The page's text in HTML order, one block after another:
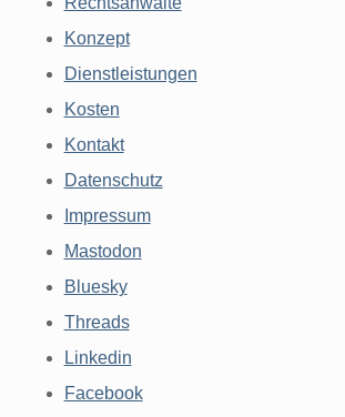
Konzept
Dienstleistungen
Kosten
Kontakt
Datenschutz
Impressum
Mastodon
Bluesky
Threads
Linkedin
Facebook